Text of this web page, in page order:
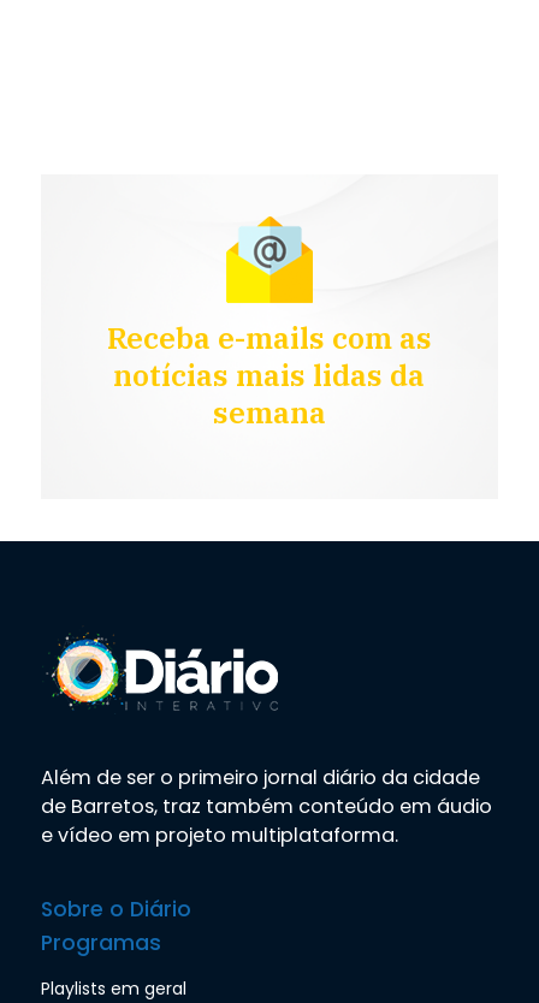
Receba e-mails com as
notícias mais lidas da
semana
Além de ser o primeiro jornal diário da cidade
de Barretos, traz também conteúdo em áudio
e vídeo em projeto multiplataforma.
Sobre o Diário
Programas
Playlists em geral